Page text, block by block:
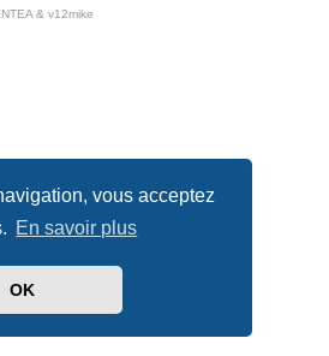
vous acceptez
En savoir plus
OK
& v12mike